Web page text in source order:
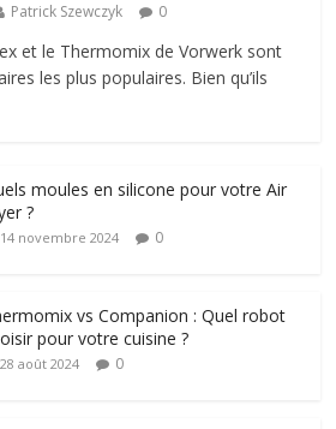
Patrick Szewczyk 0
et le Thermomix de Vorwerk sont
les plus populaires. Bien qu’ils
moules en silicone pour votre Air
?
14 novembre 2024 0
vs Companion : Quel robot
pour votre cuisine ?
28 août 2024 0